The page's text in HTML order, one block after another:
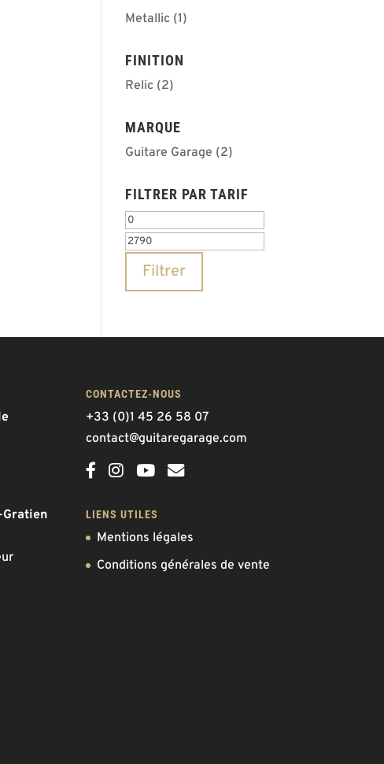
Metallic (1)
FINITION
Relic (2)
MARQUE
Guitare Garage (2)
FILTRER PAR TARIF
Prix
min
Filtrer
Gratien
CONTACTEZ-NOUS
+33 (0)1 45 26 58 07
contact@guitaregarage.com
LIENS UTILES
Mentions légales
Conditions générales de vente